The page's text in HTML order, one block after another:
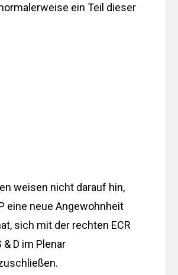
ein Teil dieser
weisen nicht darauf hin,
eine neue Angewohnheit
sich mit der rechten ECR
& D im Plenar